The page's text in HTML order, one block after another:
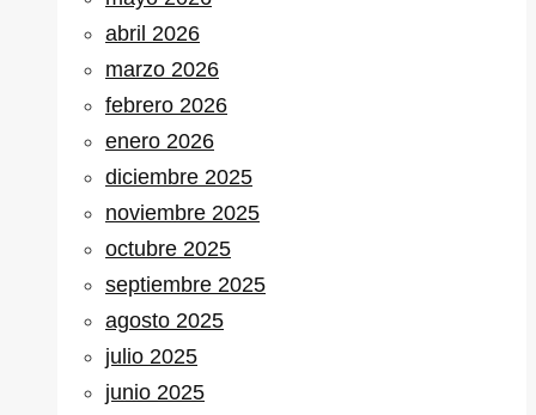
abril 2026
marzo 2026
febrero 2026
enero 2026
diciembre 2025
noviembre 2025
octubre 2025
septiembre 2025
agosto 2025
julio 2025
junio 2025